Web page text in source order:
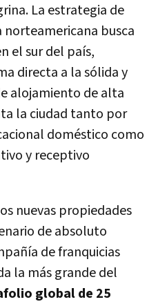
La estrategia de
busca
el sur del país,
directa a la sólida y
alojamiento de alta
la ciudad tanto por
doméstico como
y receptivo
nuevas propiedades
de absoluto
de franquicias
la más grande del
global de 25